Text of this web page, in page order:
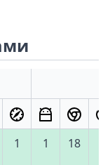
1 1 18